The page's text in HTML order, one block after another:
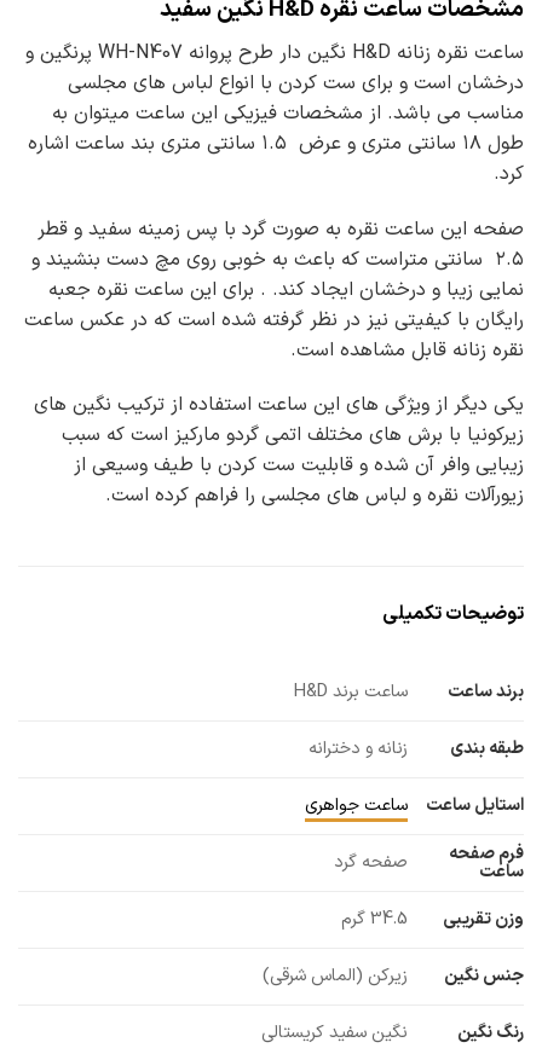
مشخصات ساعت نقره H&D نگین سفید
ساعت نقره زنانه H&D نگین دار طرح پروانه WH-N407 پرنگین و
درخشان است و برای ست کردن با انواع لباس های مجلسی
مناسب می باشد. از مشخصات فیزیکی این ساعت میتوان به
طول ۱۸ سانتی متری و عرض ۱.۵ سانتی متری بند ساعت اشاره
کرد.
صفحه این ساعت نقره به صورت گرد با پس زمینه سفید و قطر
۲.۵ سانتی متراست که باعث به خوبی روی مچ دست بنشیند و
نمایی زیبا و درخشان ایجاد کند. . برای این ساعت نقره جعبه
رایگان با کیفیتی نیز در نظر گرفته شده است که در عکس ساعت
نقره زنانه قابل مشاهده است.
یکی دیگر از ویژگی های این ساعت استفاده از ترکیب نگین های
زیرکونیا با برش های مختلف اتمی گردو مارکیز است که سبب
زیبایی وافر آن شده و قابلیت ست کردن با طیف وسیعی از
زیورآلات نقره و لباس های مجلسی را فراهم کرده است.
توضیحات تکمیلی
برند ساعت ساعت برند H&D
طبقه بندی زنانه و دخترانه
استایل ساعت
ساعت جواهری
فرم صفحه
ساعت صفحه گرد
وزن تقریبی 34.5 گرم
جنس نگین زیرکن (الماس شرقی)
رنگ نگین نگین سفید کریستالی